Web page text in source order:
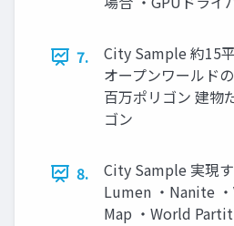
7.
City Sample 約15
オープンワールド
百万ポリゴン 建物
ゴン
8.
City Sample 実現す
Lumen ・Nanite
Map ・World